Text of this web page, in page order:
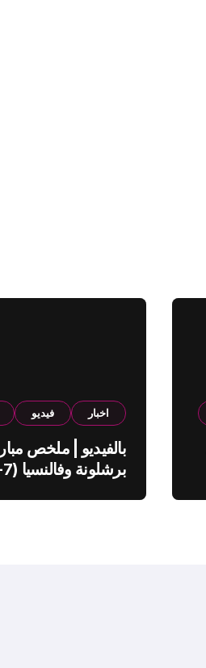
اخبار فيديو
بالفيديو | ملخص